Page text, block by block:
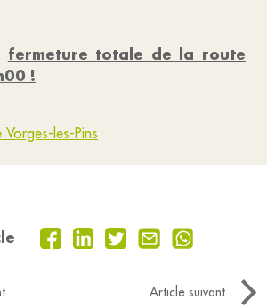
fermeture totale de la route
!
les-Pins
Article suivant